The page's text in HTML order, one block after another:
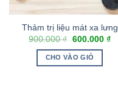
Thảm trị liệu mát xa lưng
900.000₫ 600.000 ₫
CHO VÀO GIỎ